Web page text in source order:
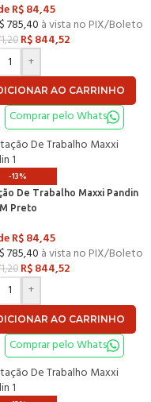
R$84,45
785,40 à vista no PIX/Boleto
R$844,52
+
AO CARRINHO
Comprar pelo Whats
-13%
De Trabalho Maxxi Pandin
Preto
R$84,45
785,40 à vista no PIX/Boleto
R$844,52
+
AO CARRINHO
Comprar pelo Whats